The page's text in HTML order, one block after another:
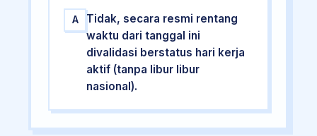
A
Tidak, secara resmi rentang
waktu dari tanggal ini
divalidasi berstatus hari kerja
aktif (tanpa libur libur
nasional).